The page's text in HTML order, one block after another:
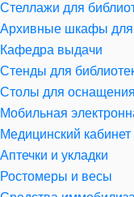
Стеллажи для
Архивные шкафы для
Кафедра выдачи
Стенды для
Столы для
Мобильная
Медицинский кабинет
Аптечки и укладки
Ростомеры и весы